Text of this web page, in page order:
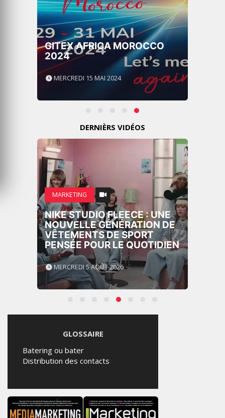
GITEX AFRICA MOROCCO
2024
MERCREDI 15 MAI 2024
DERNIÈRS VIDÉOS
MARKETING
NIKE STUDIO FLEECE : UNE
NOUVELLE GÉNÉRATION DE
VÊTEMENTS DE SPORT
PENSÉE POUR LE QUOTIDIEN
MERCREDI 5 AOÛT 2026
GLOSSAIRE
Batering ou bater
Distribution des contacts